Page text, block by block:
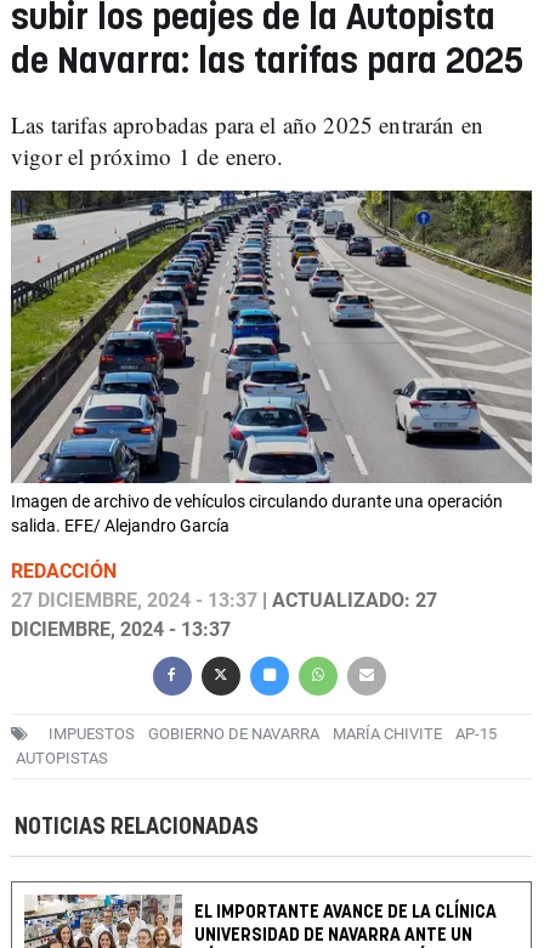
subir los peajes de la Autopista
de Navarra: las tarifas para 2025
Las tarifas aprobadas para el año 2025 entrarán en
vigor el próximo 1 de enero.
Imagen de archivo de vehículos circulando durante una operación
salida. EFE/ Alejandro García
REDACCIÓN
27 DICIEMBRE, 2024 - 13:37 | ACTUALIZADO: 27
DICIEMBRE, 2024 - 13:37
IMPUESTOS GOBIERNO DE NAVARRA MARÍA CHIVITE
AP-15
AUTOPISTAS
NOTICIAS RELACIONADAS
EL IMPORTANTE AVANCE DE LA CLÍNICA
UNIVERSIDAD DE NAVARRA ANTE UN